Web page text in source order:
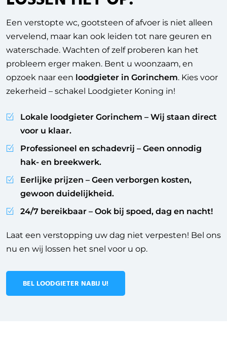
Een verstopte wc, gootsteen of afvoer is niet alleen
vervelend, maar kan ook leiden tot nare geuren en
waterschade. Wachten of zelf proberen kan het
probleem erger maken. Bent u woonzaam, en
opzoek naar een loodgieter in Gorinchem. Kies voor
zekerheid – schakel Loodgieter Koning in!
Lokale loodgieter Gorinchem – Wij staan direct
voor u klaar.
Professioneel en schadevrij – Geen onnodig
hak- en breekwerk.
Eerlijke prijzen – Geen verborgen kosten,
gewoon duidelijkheid.
24/7 bereikbaar – Ook bij spoed, dag en nacht!
Laat een verstopping uw dag niet verpesten! Bel ons
nu en wij lossen het snel voor u op.
BEL LOODGIETER NABIJ U!